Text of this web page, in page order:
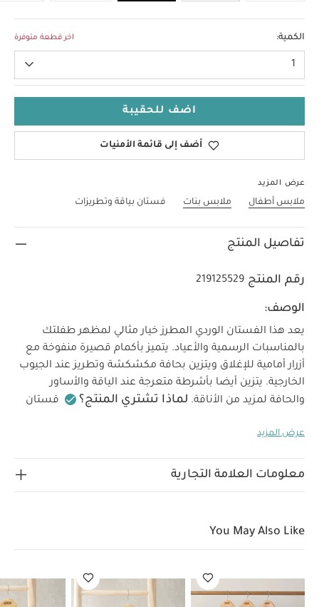
الكمية: اخر قطعة متوفرة
1
اضف للحقيبة
أضف إلى قائمة الأمنيات
عرض المزيد
ملابس أطفال ملابس بنات فستان بياقة وتطريزات
تفاصيل المنتج
رقم المنتج 219125529
الوصف:
يعد هذا الفستان الوردي المطرز خيار مثالي لمظهر طفلتك
بالمناسبات الرسمية والأعياد. يتميز بأكمام قصيرة منفوخة مع
أزرار أمامية للإغلاق ويتزين بحافة مكشكشة وتطريز عند الجيوب
الخارجية. يتزين أيضا بأشرطة متعرجة عند الياقة والأساور
والحافة لمزيد من الأناقة. لماذا تشتري المنتج؟
فستان
قطن ناعم لارتداء مريح طوال اليوم
بالمناسبات الرسمية والأعياد. يتميز بأكمام قصيرة منفوخة مع
قطن البطانة: 100% قطن الحوف: 100% بوليستر
يُجفف في المجفف على درجة حرارة
منخفضة
يُكوى على درجة حرارة منخفضة
لا يُنظف تنظيفًا
عرض المزيد
معلومات العلامة التجارية
You May Also Like